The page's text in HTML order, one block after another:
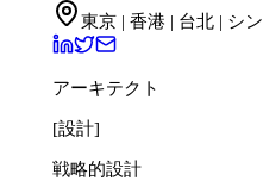
東京 | 香港 | 台北 | シ
アーキテクト
[設計]
戦略的設計